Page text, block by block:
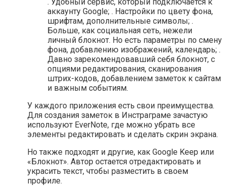
аккаунту Google; . Настройки по цвету фона,
шрифтам, дополнительные символы; .
Больше, как социальная сеть, нежели
личный блокнот. Но есть параметры по смену
фона, добавлению изображений, календарь; .
Давно зарекомендовавший себя блокнот, с
опциями редактирования, сканирования
штрих-кодов, добавлением заметок к сайтам
и важным событиям.
У каждого приложения есть свои преимущества.
Для создания заметок в Инстраграме зачастую
используют EverNote, где можно убрать все
элементы редактировать и сделать скрин экрана.
Но также подходят и другие, как Google Keep или
«Блокнот». Автор остается отредактировать и
украсить текст, чтобы разместить в своем
профиле.